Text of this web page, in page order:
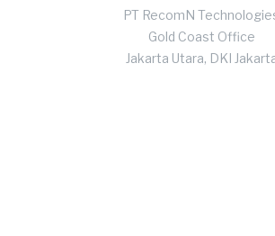
PT RecomN
Gold Coast Office
Jakarta Utara, DKI